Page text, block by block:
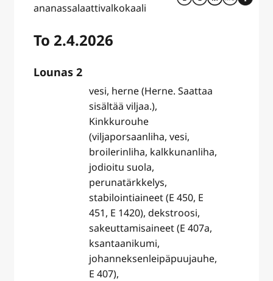
ananassalaattivalkokaali
To 2.4.2026
Lounas 2
vesi, herne (Herne. Saattaa
sisältää viljaa.),
Kinkkurouhe
(viljaporsaanliha, vesi,
broilerinliha, kalkkunanliha,
jodioitu suola,
perunatärkkelys,
stabilointiaineet (E 450, E
451, E 1420), dekstroosi,
sakeuttamisaineet (E 407a,
ksantaanikumi,
johanneksenleipäpuujauhe,
E 407),